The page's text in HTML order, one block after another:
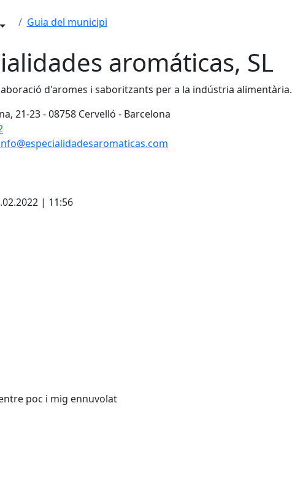
Guia del municipi
aromáticas, SL
d'aromes i saboritzants per a la indústria alimentària.
21-23 - 08758 Cervelló - Barcelona
| 11:56